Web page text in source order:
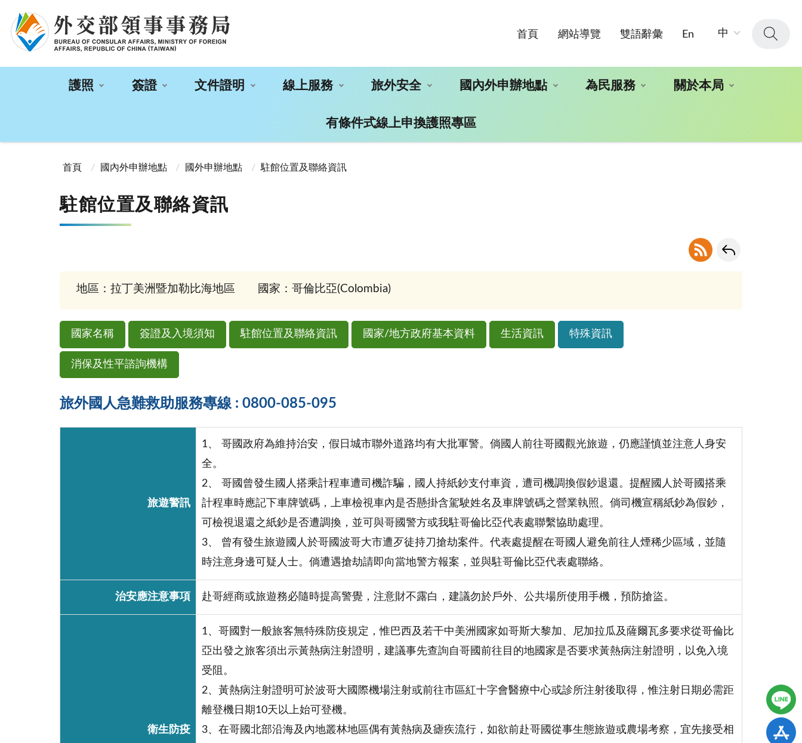
首頁 網站導覽 雙語辭彙 En 中
護照 簽證 文件證明 線上服務 旅外安全 國內外申辦地點 為民服務 關於本局
有條件式線上申換護照專區
首頁
國內外申辦地點 國外申辦地點 駐館位置及聯絡資訊
駐館位置及聯絡資訊
地區：拉丁美洲暨加勒比海地區 國家：哥倫比亞(Colombia)
國家名稱 簽證及入境須知 駐館位置及聯絡資訊 國家/地方政府基本資料 生活資訊 特殊資訊
消保及性平諮詢機構
旅外國人急難救助服務專線 : 0800-085-095
旅遊警訊
1、 哥國政府為維持治安，假日城市聯外道路均有大批軍警。倘國人前往哥國觀光旅遊，仍應謹慎並注意人身安
全。
2、 哥國曾發生國人搭乘計程車遭司機詐騙，國人持紙鈔支付車資，遭司機調換假鈔退還。提醒國人於哥國搭乘
計程車時應記下車牌號碼，上車檢視車內是否懸掛含駕駛姓名及車牌號碼之營業執照。倘司機宣稱紙鈔為假鈔，
可檢視退還之紙鈔是否遭調換，並可與哥國警方或我駐哥倫比亞代表處聯繫協助處理。
3、 曾有發生旅遊國人於哥國波哥大市遭歹徒持刀搶劫案件。代表處提醒在哥國人避免前往人煙稀少區域，並隨
時注意身邊可疑人士。倘遭遇搶劫請即向當地警方報案，並與駐哥倫比亞代表處聯絡。
治安應注意事項 赴哥經商或旅遊務必隨時提高警覺，注意財不露白，建議勿於戶外、公共場所使用手機，預防搶盜。
衛生防疫
1、哥國對一般旅客無特殊防疫規定，惟巴西及若干中美洲國家如哥斯大黎加、尼加拉瓜及薩爾瓦多要求從哥倫比
亞出發之旅客須出示黃熱病注射證明，建議事先查詢自哥國前往目的地國家是否要求黃熱病注射證明，以免入境
受阻。
2、黃熱病注射證明可於波哥大國際機場注射或前往市區紅十字會醫療中心或診所注射後取得，惟注射日期必需距
離登機日期10天以上始可登機。
3、在哥國北部沿海及內地叢林地區偶有黃熱病及瘧疾流行，如欲前赴哥國從事生態旅遊或農場考察，宜先接受相